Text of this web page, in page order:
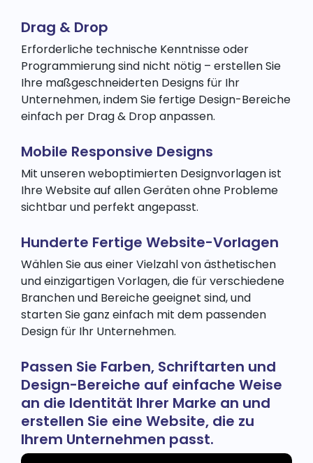
Drag & Drop
Erforderliche technische Kenntnisse oder
Programmierung sind nicht nötig – erstellen Sie
Ihre maßgeschneiderten Designs für Ihr
Unternehmen, indem Sie fertige Design-Bereiche
einfach per Drag & Drop anpassen.
Mobile Responsive Designs
Mit unseren weboptimierten Designvorlagen ist
Ihre Website auf allen Geräten ohne Probleme
sichtbar und perfekt angepasst.
Hunderte Fertige Website-Vorlagen
Wählen Sie aus einer Vielzahl von ästhetischen
und einzigartigen Vorlagen, die für verschiedene
Branchen und Bereiche geeignet sind, und
starten Sie ganz einfach mit dem passenden
Design für Ihr Unternehmen.
Passen Sie Farben, Schriftarten und
Design-Bereiche auf einfache Weise
an die Identität Ihrer Marke an und
erstellen Sie eine Website, die zu
Ihrem Unternehmen passt.